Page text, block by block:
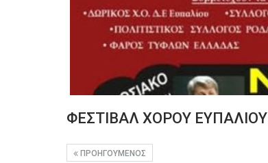
ΦΕΣΤΙΒΑΛ ΧΟΡΟΥ ΕΥΠΑΛΙΟΥ
ΠΡΟΗΓΟΎΜΕΝΟΣ